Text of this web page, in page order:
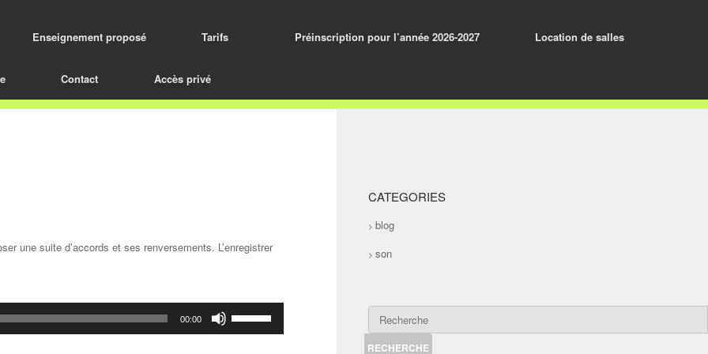
Enseignement proposé Tarifs Préinscription pour l’année 2026-2027 Location de salles
Contact Accès privé
une suite d’accords et ses renversements. L’enregistrer
00:00
les
CATEGORIES
blog
son